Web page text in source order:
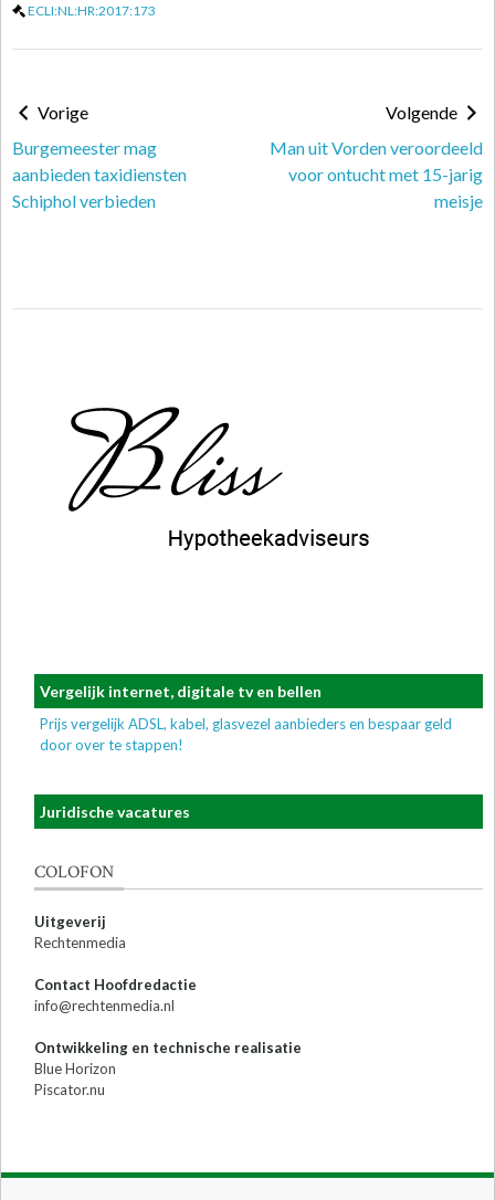
ECLI:NL:HR:2017:173
Vorige
Burgemeester mag
aanbieden taxidiensten
Schiphol verbieden
Volgende
Man uit Vorden veroordeeld
voor ontucht met 15-jarig
meisje
Vergelijk internet, digitale tv en bellen
Prijs vergelijk ADSL, kabel, glasvezel aanbieders en bespaar geld
door over te stappen!
Juridische vacatures
COLOFON
Uitgeverij
Rechtenmedia
Contact Hoofdredactie
info@rechtenmedia.nl
Ontwikkeling en technische realisatie
Blue Horizon
Piscator.nu